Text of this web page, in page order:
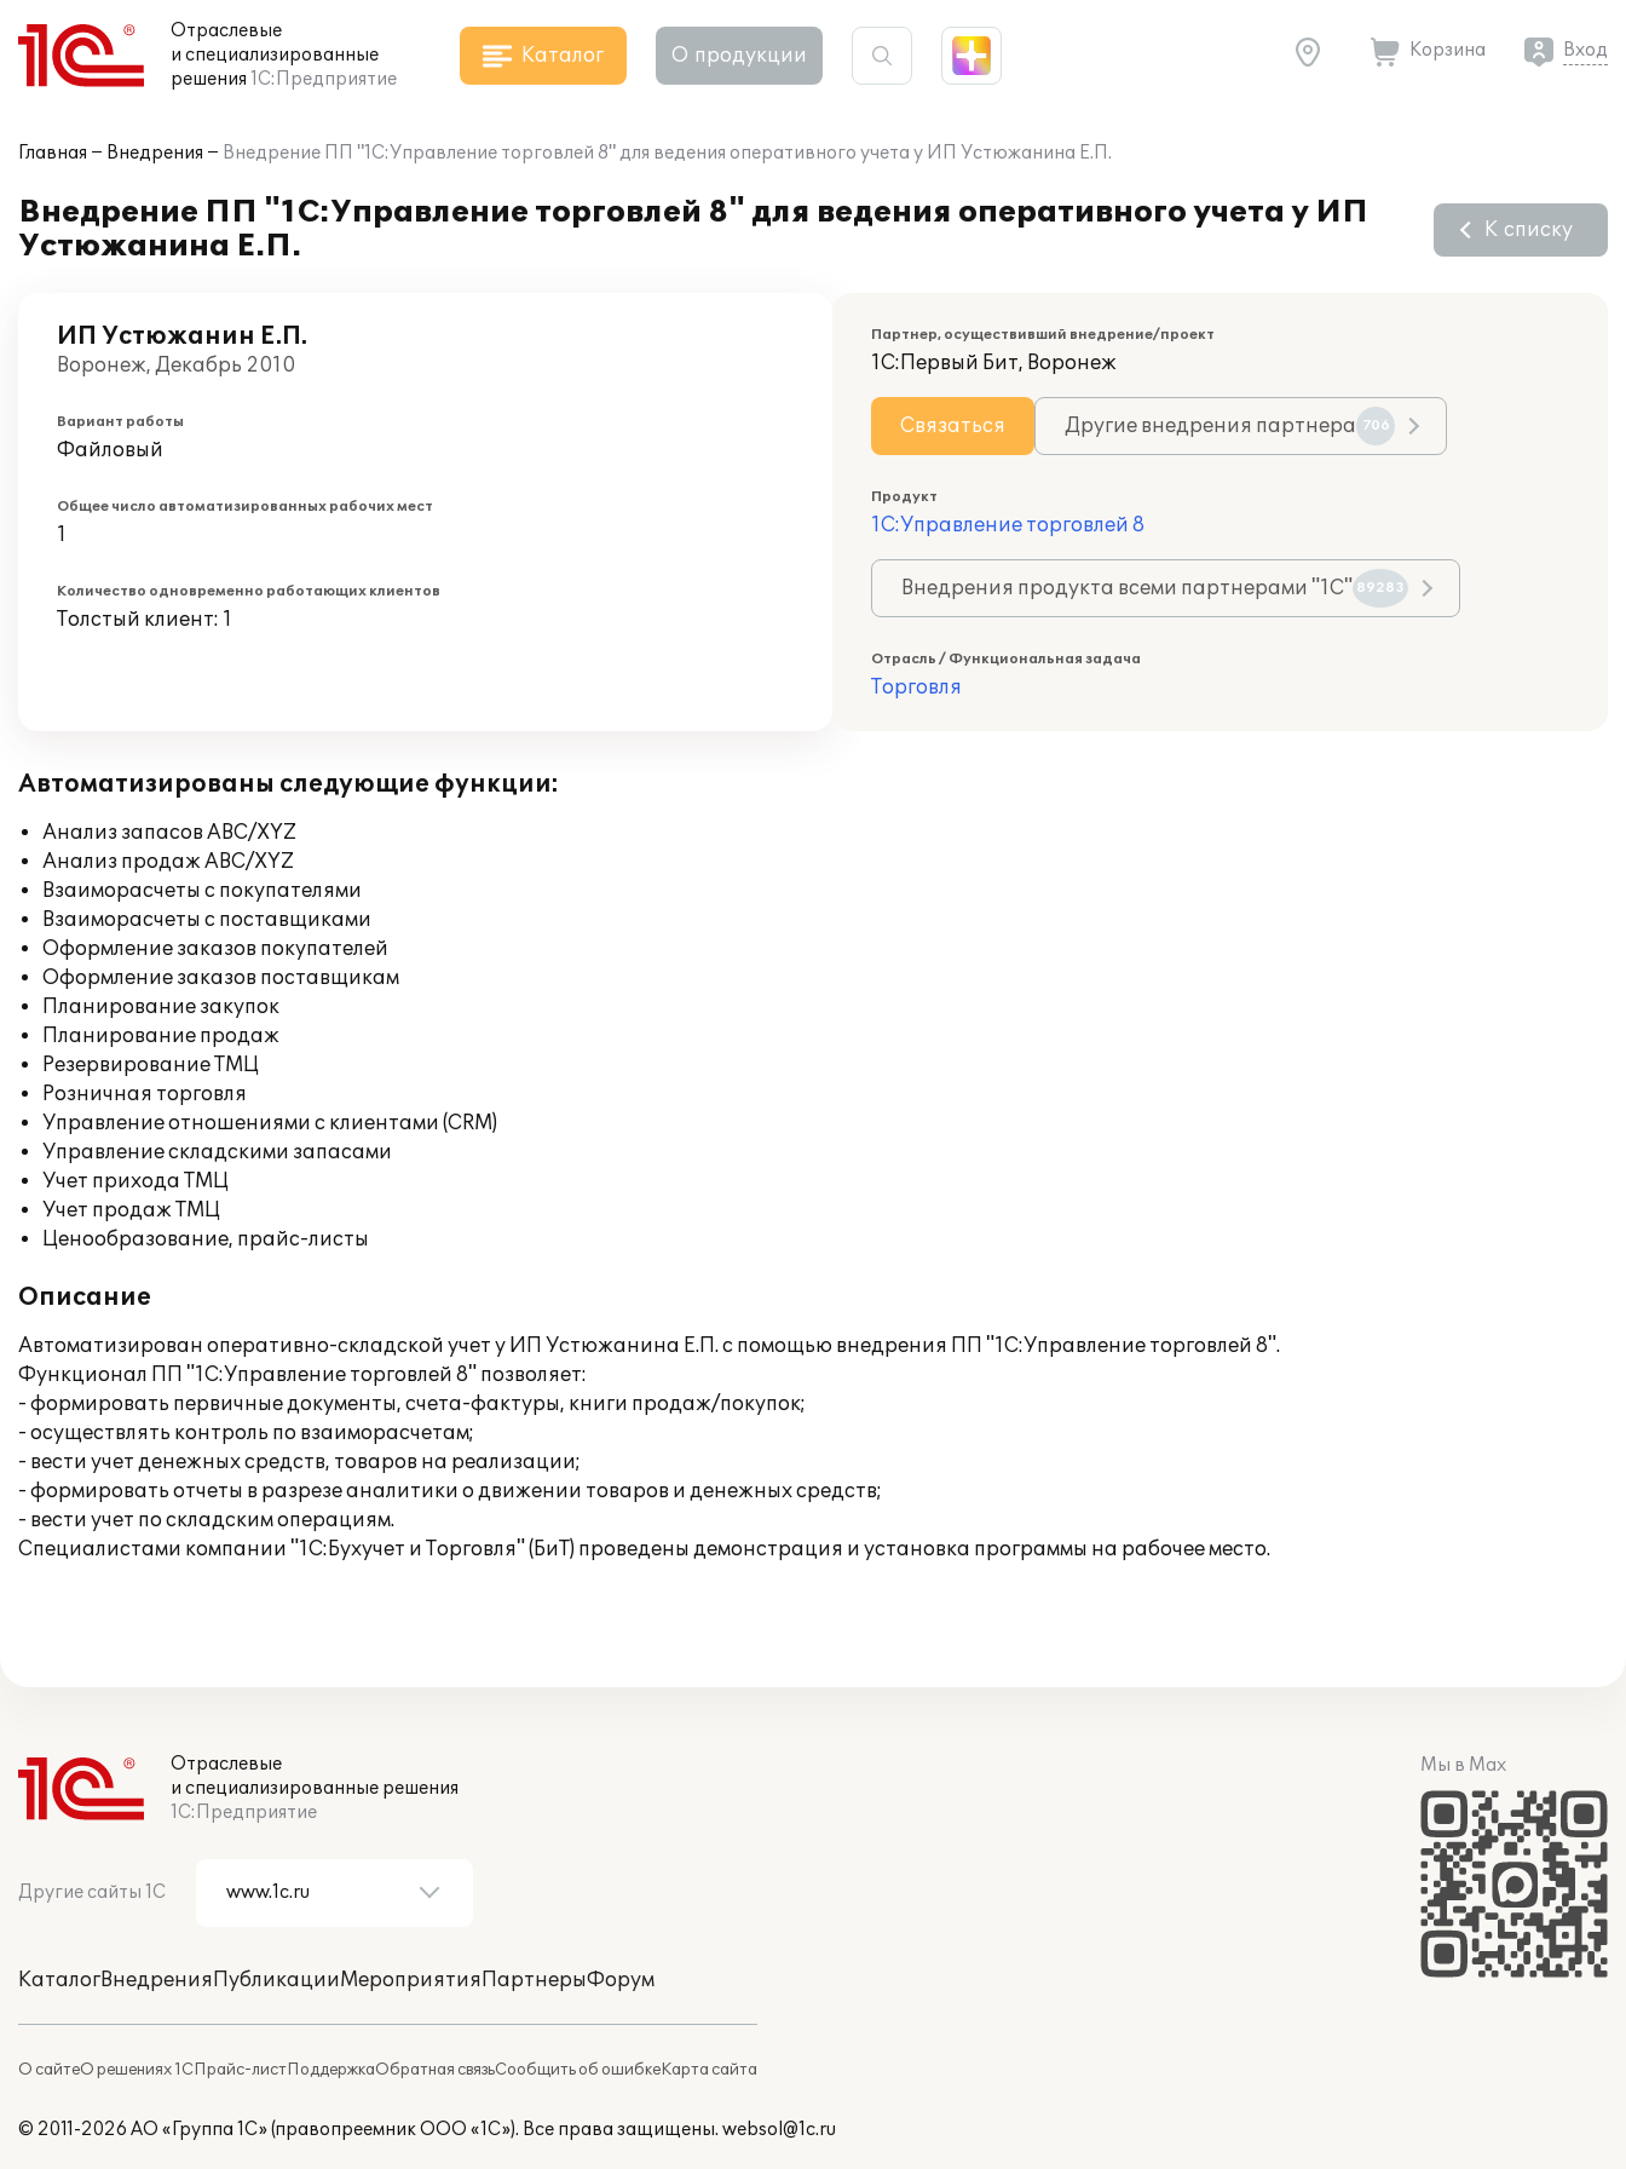
Отраслевые
и специализированные
решения 1С:Предприятие
Каталог О продукции Корзина Вход
Главная Внедрения Внедрение ПП "1С:Управление торговлей 8" для ведения оперативного учета у ИП Устюжанина Е.П.
Внедрение ПП "1С:Управление торговлей 8" для ведения оперативного учета у ИП
Устюжанина Е.П.
К списку
ИП Устюжанин Е.П.
Воронеж, Декабрь 2010
Вариант работы
Файловый
Общее число автоматизированных рабочих мест
1
Количество одновременно работающих клиентов
Толстый клиент: 1
Партнер, осуществивший внедрение/проект
1С:Первый Бит, Воронеж
Связаться Другие внедрения партнера 706
Продукт
1С:Управление торговлей 8
Внедрения продукта всеми партнерами "1С" 89283
Отрасль / Функциональная задача
Торговля
Автоматизированы следующие функции:
Анализ запасов ABC/XYZ
Анализ продаж ABC/XYZ
Взаиморасчеты с покупателями
Взаиморасчеты с поставщиками
Оформление заказов покупателей
Оформление заказов поставщикам
Планирование закупок
Планирование продаж
Резервирование ТМЦ
Розничная торговля
Управление отношениями с клиентами (CRM)
Управление складскими запасами
Учет прихода ТМЦ
Учет продаж ТМЦ
Ценообразование, прайс-листы
Описание
Автоматизирован оперативно-складской учет у ИП Устюжанина Е.П. с помощью внедрения ПП "1С:Управление торговлей 8".
Функционал ПП "1С:Управление торговлей 8" позволяет:
- формировать первичные документы, счета-фактуры, книги продаж/покупок;
- осуществлять контроль по взаиморасчетам;
- вести учет денежных средств, товаров на реализации;
- формировать отчеты в разрезе аналитики о движении товаров и денежных средств;
- вести учет по складским операциям.
Специалистами компании "1С:Бухучет и Торговля" (БиТ) проведены демонстрация и установка программы на рабочее место.
Отраслевые
и специализированные решения
1С:Предприятие
Другие сайты 1С
КаталогВнедренияПубликацииМероприятияПартнерыФорум
О сайтеО решениях 1СПрайс-листПоддержкаОбратная связьСообщить об ошибкеКарта сайта
Мы в Max
© 2011-2026 АО «Группа 1С» (правопреемник ООО «1С»). Все права защищены. websol@1c.ru